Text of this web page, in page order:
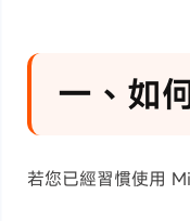
一、如
若您已經習慣使用